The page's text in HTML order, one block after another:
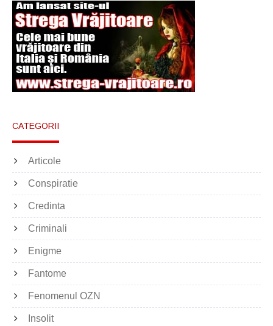
CATEGORII
Articole
Conspiratie
Credinta
Criminali
Enigme
Fantome
Fenomenul OZN
Insolit